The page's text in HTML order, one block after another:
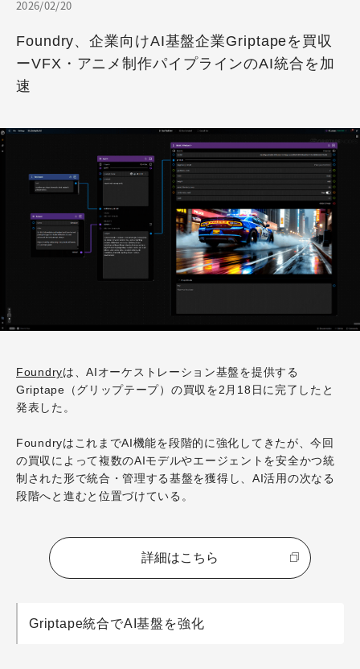
2026/02/20
Foundry、企業向けAI基盤企業Griptapeを買収
ーVFX・アニメ制作パイプラインのAI統合を加
速
Foundryは、AIオーケストレーション基盤を提供する
Griptape（グリップテープ）の買収を2月18日に完了したと
発表した。
FoundryはこれまでAI機能を段階的に強化してきたが、今回
の買収によって複数のAIモデルやエージェントを安全かつ統
制された形で統合・管理する基盤を獲得し、AI活用の次なる
段階へと進むと位置づけている。
詳細はこちら
Griptape統合でAI基盤を強化